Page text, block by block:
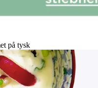
på tysk